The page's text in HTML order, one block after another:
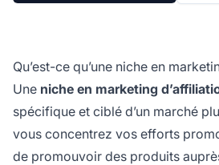
Qu’est-ce qu’une niche en
Une niche en marketing
spécifique et ciblé d’un marché
vous concentrez vos efforts
de promouvoir des produits